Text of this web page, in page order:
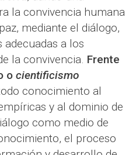
la convivencia humana
mediante el diálogo,
a los
la convivencia. Frente
o cientificismo
conocimiento al
y al dominio de
como medio de
el proceso